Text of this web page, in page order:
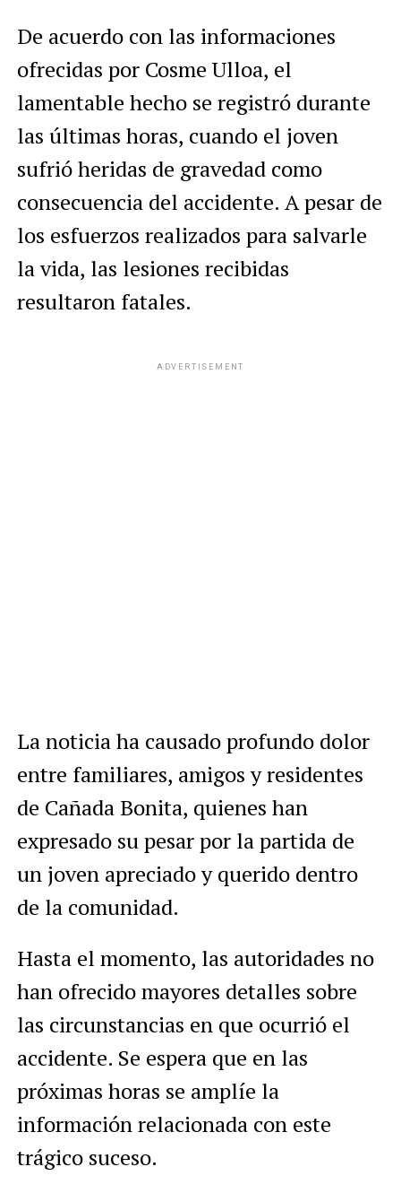
De acuerdo con las informaciones
ofrecidas por Cosme Ulloa, el
lamentable hecho se registró durante
las últimas horas, cuando el joven
sufrió heridas de gravedad como
consecuencia del accidente. A pesar de
los esfuerzos realizados para salvarle
la vida, las lesiones recibidas
resultaron fatales.
ADVERTISEMENT
La noticia ha causado profundo dolor
entre familiares, amigos y residentes
de Cañada Bonita, quienes han
expresado su pesar por la partida de
un joven apreciado y querido dentro
de la comunidad.
Hasta el momento, las autoridades no
han ofrecido mayores detalles sobre
las circunstancias en que ocurrió el
accidente. Se espera que en las
próximas horas se amplíe la
información relacionada con este
trágico suceso.